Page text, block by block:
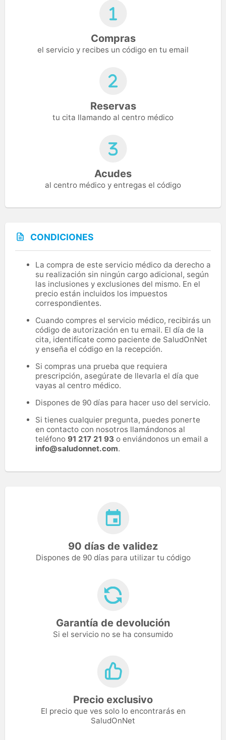
Compras
el servicio y recibes un código en tu email
Reservas
tu cita llamando al centro médico
Acudes
al centro médico y entregas el código
CONDICIONES
La compra de este servicio médico da derecho a
su realización sin ningún cargo adicional, según
las inclusiones y exclusiones del mismo. En el
precio están incluidos los impuestos
correspondientes.
Cuando compres el servicio médico, recibirás un
código de autorización en tu email. El día de la
cita, identifícate como paciente de SaludOnNet
y enseña el código en la recepción.
Si compras una prueba que requiera
prescripción, asegúrate de llevarla el día que
vayas al centro médico.
Dispones de 90 días para hacer uso del servicio.
Si tienes cualquier pregunta, puedes ponerte
en contacto con nosotros llamándonos al
teléfono 91 217 21 93 o enviándonos un email a
info@saludonnet.com.
90 días de validez
Dispones de 90 días para utilizar tu código
Garantía de devolución
Si el servicio no se ha consumido
Precio exclusivo
El precio que ves solo lo encontrarás en
SaludOnNet